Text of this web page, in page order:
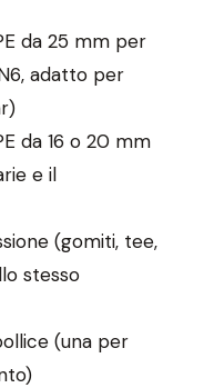
da 25 mm per
adatto per
da 16 o 20 mm
e il
(gomiti, tee,
stesso
(una per